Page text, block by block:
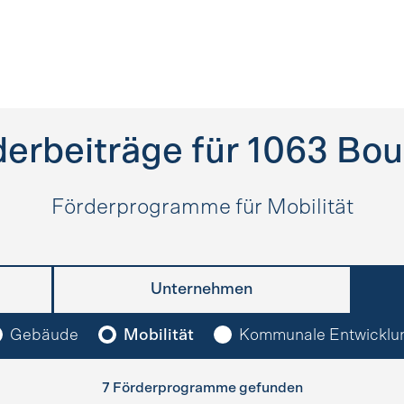
für 1063
Förderprogramme für Mobilität
Unternehmen
Gebäude Mobilität Kommunale
7 Förderprogramme gefunden